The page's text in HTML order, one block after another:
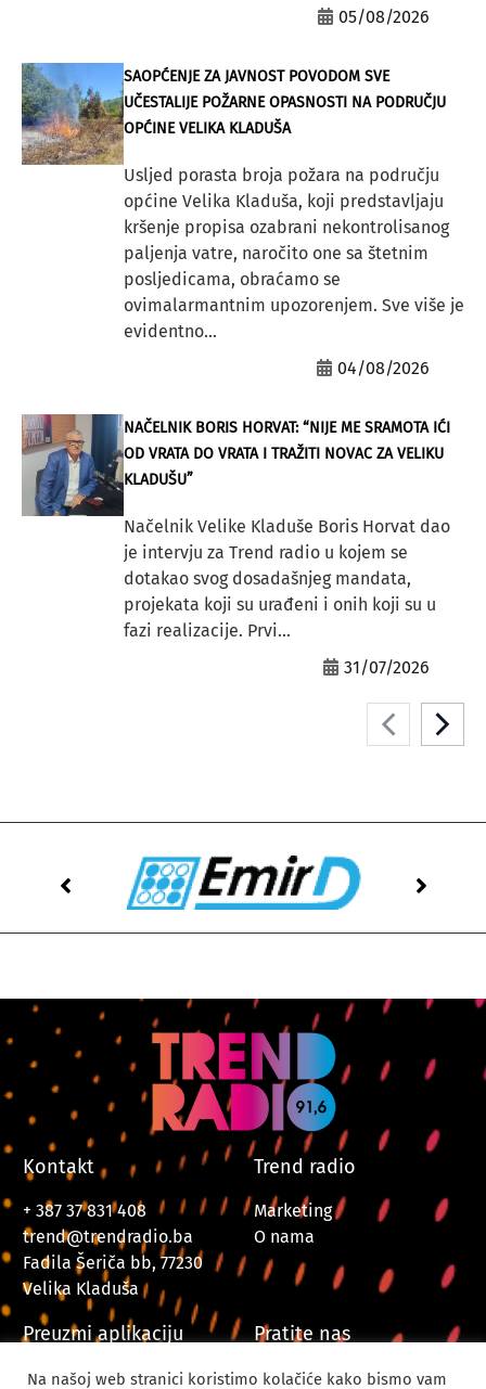
05/08/2026
SAOPĆENJE ZA JAVNOST POVODOM SVE
UČESTALIJE POŽARNE OPASNOSTI NA PODRUČJU
OPĆINE VELIKA KLADUŠA
Usljed porasta broja požara na području
općine Velika Kladuša, koji predstavljaju
kršenje propisa ozabrani nekontrolisanog
paljenja vatre, naročito one sa štetnim
posljedicama, obraćamo se
ovimalarmantnim upozorenjem. Sve više je
evidentno...
04/08/2026
NAČELNIK BORIS HORVAT: “NIJE ME SRAMOTA IĆI
OD VRATA DO VRATA I TRAŽITI NOVAC ZA VELIKU
KLADUŠU”
Načelnik Velike Kladuše Boris Horvat dao
je intervju za Trend radio u kojem se
dotakao svog dosadašnjeg mandata,
projekata koji su urađeni i onih koji su u
fazi realizacije. Prvi...
31/07/2026
Kontakt
+ 387 37 831 408
trend@trendradio.ba
Fadila Šeriča bb, 77230
Velika Kladuša
Trend radio
Marketing
O nama
Preuzmi aplikaciju Pratite nas
Na našoj web stranici koristimo kolačiće kako bismo vam